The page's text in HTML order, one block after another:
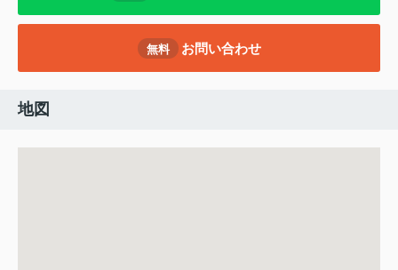
無料 お問い合わせ
地図